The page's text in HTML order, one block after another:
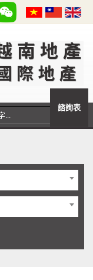
諮詢表